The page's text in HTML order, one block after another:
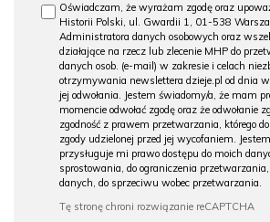
Oświadczam, że wyrażam zgodę oraz
Historii Polski, ul. Gwardii 1, 01-538
Administratora danych osobowych oraz
działające na rzecz lub zlecenie MHP do
danych osob. (e-mail) w zakresie i celach
otrzymywania newslettera dzieje.pl od dnia
jej odwołania. Jestem świadomy/a, że mam
momencie odwołać zgodę oraz że odwołanie
zgodność z prawem przetwarzania, którego
zgody udzielonej przed jej wycofaniem.
przysługuje mi prawo dostępu do moich
sprostowania, do ograniczenia
danych, do sprzeciwu wobec przetwarzania.